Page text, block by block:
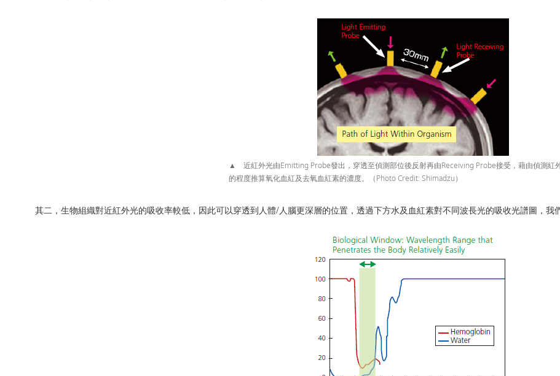
▲ 近紅外光由Emitting Probe發出，穿透至偵測部位後反射再由Receiving Probe接受，藉由偵測紅
的程度推算氧化血紅及去氧血紅素的濃度。（Photo Credit: Shimadzu）
其二，生物組織對近紅外光的吸收率較低，因此可以穿透到人體/人腦更深層的位置，透過下方水及血紅素對不同波長光的吸收光譜圖，我